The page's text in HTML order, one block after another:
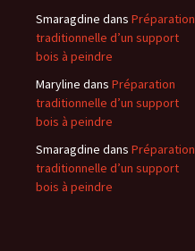
Smaragdine dans Préparation
traditionnelle d’un support
bois à peindre
Maryline dans Préparation
traditionnelle d’un support
bois à peindre
Smaragdine dans Préparation
traditionnelle d’un support
bois à peindre